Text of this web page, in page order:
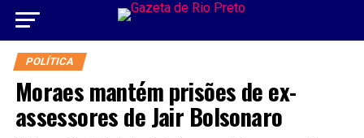
POLÍTICA
Moraes mantém prisões de ex-
assessores de Jair Bolsonaro